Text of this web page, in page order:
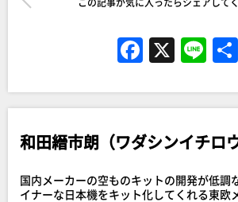
F
a
c
e
b
o
X Li
n
e
和田縉市朗（ワダシンイチロウ
国内メーカーの空ものキットの開発が低調
イナーな日本機をキット化してくれる東欧